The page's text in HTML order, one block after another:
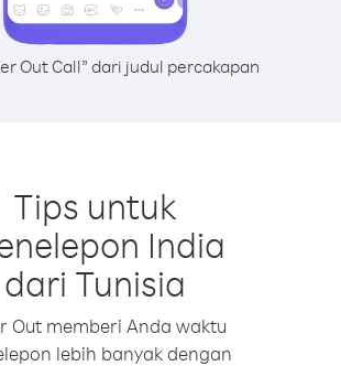
Out Call” dari judul percakapan
Tips untuk
India
dari Tunisia
Out memberi Anda waktu
lebih banyak dengan